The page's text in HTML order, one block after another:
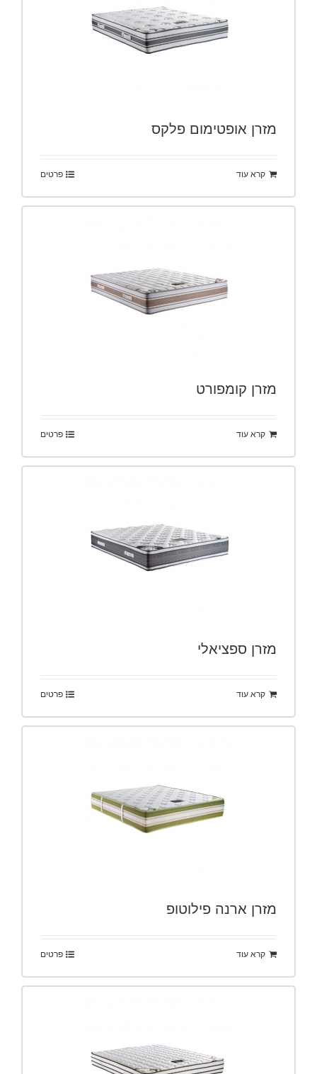
מזרן אופטימום פלקס
קרא עוד פרטים
מזרן קומפורט
קרא עוד פרטים
מזרן ספציאלי
קרא עוד פרטים
מזרן ארנה פילוטופ
קרא עוד פרטים